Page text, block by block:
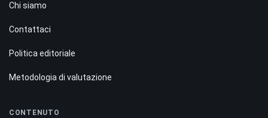
Chi siamo
Contattaci
Politica editoriale
Metodologia di valutazione
CONTENUTO